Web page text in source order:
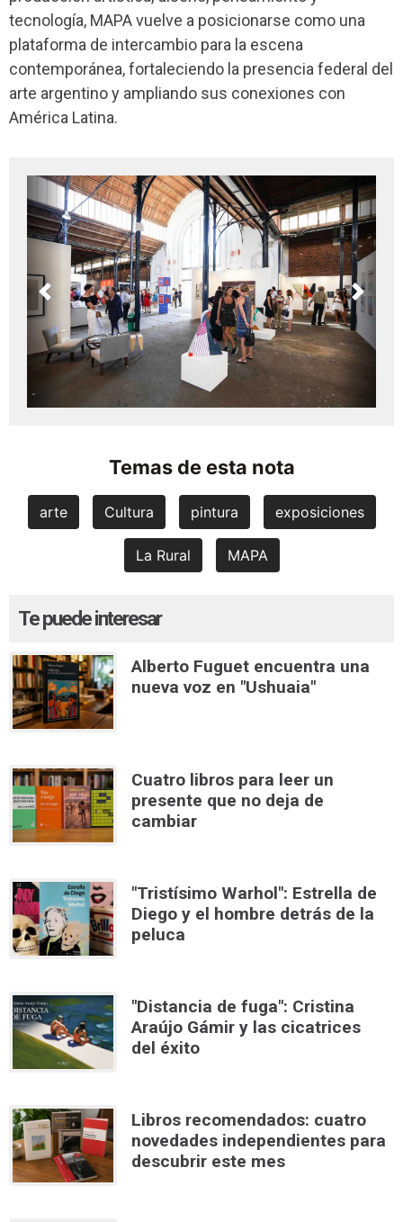
tecnología, MAPA vuelve a posicionarse como una
plataforma de intercambio para la escena
contemporánea, fortaleciendo la presencia federal del
arte argentino y ampliando sus conexiones con
América Latina.
Previous Next
Temas de esta nota
arte Cultura pintura exposiciones
La Rural MAPA
Te puede interesar
Alberto Fuguet encuentra una
nueva voz en "Ushuaia"
Cuatro libros para leer un
presente que no deja de
cambiar
"Tristísimo Warhol": Estrella de
Diego y el hombre detrás de la
peluca
"Distancia de fuga": Cristina
Araújo Gámir y las cicatrices
del éxito
Libros recomendados: cuatro
novedades independientes para
descubrir este mes